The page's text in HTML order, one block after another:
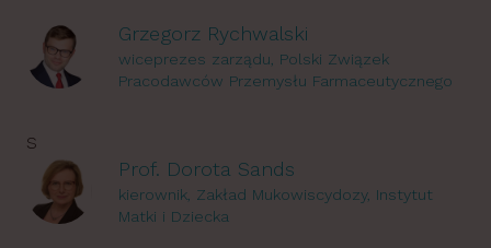
Grzegorz Rychwalski
wiceprezes zarządu, Polski Związek
Pracodawców Przemysłu Farmaceutycznego
S
Prof. Dorota Sands
kierownik, Zakład Mukowiscydozy, Instytut
Matki i Dziecka